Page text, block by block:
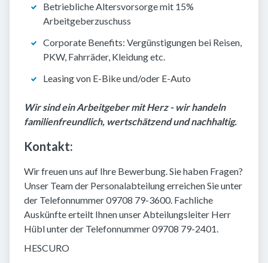
Betriebliche Altersvorsorge mit 15%
Arbeitgeberzuschuss
Corporate Benefits: Vergünstigungen bei Reisen,
PKW, Fahrräder, Kleidung etc.
Leasing von E-Bike und/oder E-Auto
Wir sind ein Arbeitgeber mit Herz - wir handeln
familienfreundlich, wertschätzend und nachhaltig.
Kontakt:
Wir freuen uns auf Ihre Bewerbung. Sie haben Fragen?
Unser Team der Personalabteilung erreichen Sie unter
der Telefonnummer 09708 79-3600. Fachliche
Auskünfte erteilt Ihnen unser Abteilungsleiter Herr
Hübl unter der Telefonnummer 09708 79-2401.
HESCURO